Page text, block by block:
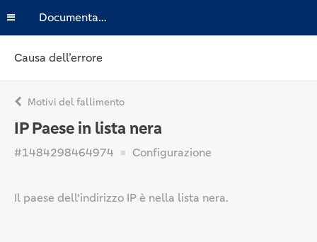
Documentazione
Causa dell’errore
Motivi del fallimento
IP Paese in lista nera
#1484298464974 Configurazione
Il paese dell'indirizzo IP è nella lista nera.